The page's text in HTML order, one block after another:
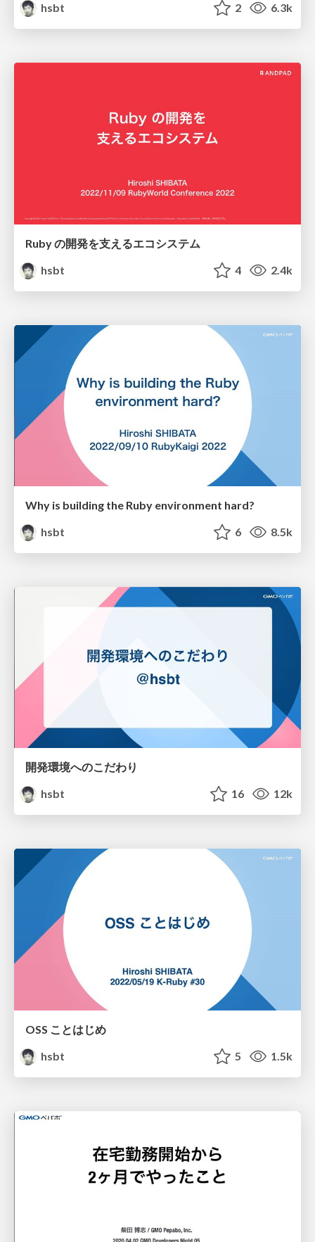
hsbt
2 6.3k
Ruby の開発を支えるエコシステム
hsbt
4 2.4k
Why is building the Ruby environment hard?
hsbt
6 8.5k
開発環境へのこだわり
hsbt
16 12k
OSS ことはじめ
hsbt
5 1.5k